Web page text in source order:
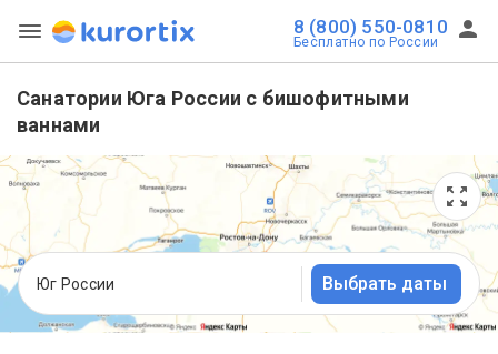
8 (800) 550-0810
Бесплатно по России
Санатории Юга России с бишофитными
ваннами
Юг России Выбрать даты